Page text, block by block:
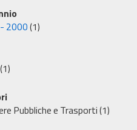
2000(1)
(1)
Pubbliche e Trasporti(1)